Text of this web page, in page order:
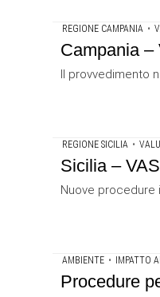
REGIONE CAMPANIA •
Campania –
Il provvedimento
REGIONE SICILIA •
Sicilia –
Nuove procedure
AMBIENTE • IMPATTO
Procedure